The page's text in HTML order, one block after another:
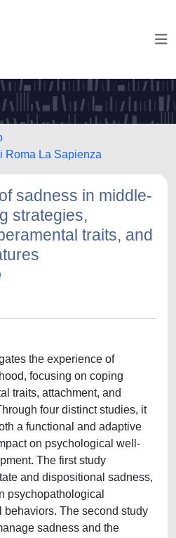
Roma La Sapienza
sadness in middle-
strategies,
traits, and
the experience of
focusing on coping
traits, attachment, and
four distinct studies, it
a functional and adaptive
on psychological well-
The first study
and dispositional sadness,
psychopathological
behaviors. The second study
sadness and the